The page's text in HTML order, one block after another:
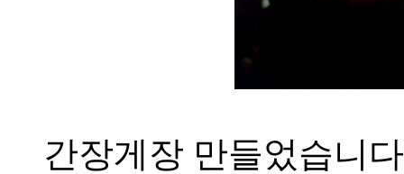
간장게장 만들었습니다